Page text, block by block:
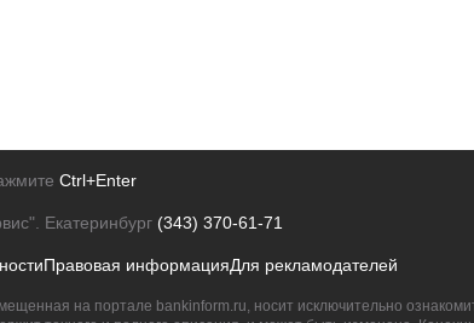
Ctrl+Enter
Екатеринбург (343) 370-61-71
Правовая информацияДля рекламодателей
на портале bankinform.ru, носит исключительно